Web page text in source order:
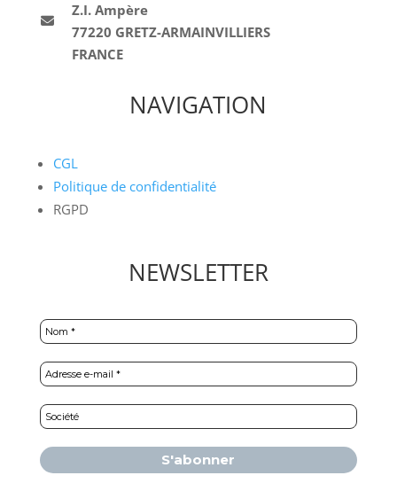
Z.I. Ampère
77220 GRETZ-ARMAINVILLIERS
FRANCE
NAVIGATION
CGL
Politique de confidentialité
RGPD
NEWSLETTER